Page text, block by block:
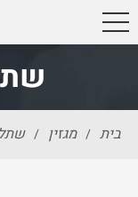
בית / מגזין /